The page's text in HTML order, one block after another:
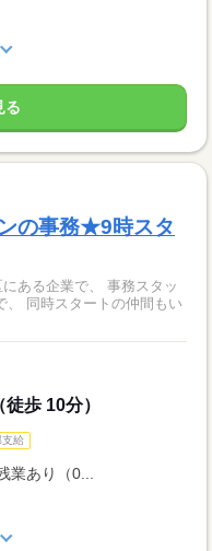
る
の事務★9時スタ
歩 10分）
支給
業あり（0...